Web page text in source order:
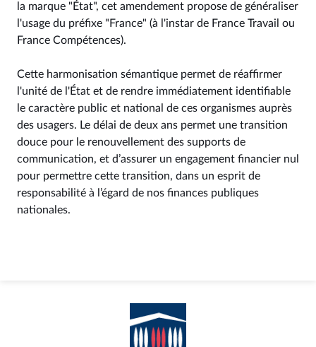
la marque "État", cet amendement propose de généraliser
l'usage du préfixe "France" (à l'instar de France Travail ou
France Compétences).
Cette harmonisation sémantique permet de réaffirmer
l'unité de l'État et de rendre immédiatement identifiable
le caractère public et national de ces organismes auprès
des usagers. Le délai de deux ans permet une transition
douce pour le renouvellement des supports de
communication, et d’assurer un engagement financier nul
pour permettre cette transition, dans un esprit de
responsabilité à l’égard de nos finances publiques
nationales.